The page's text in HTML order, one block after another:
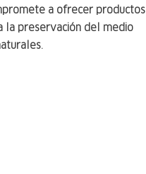
a ofrecer productos
la preservación del medio